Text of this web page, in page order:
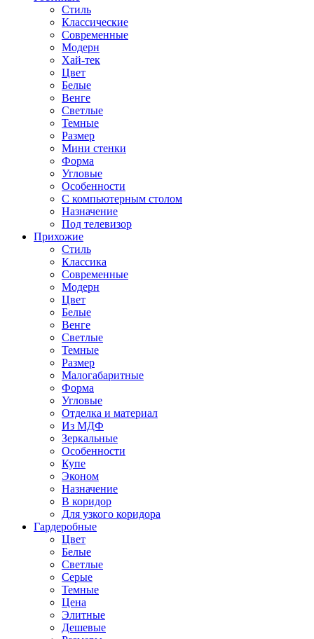
Стиль
Классические
Современные
Модерн
Хай-тек
Цвет
Белые
Венге
Светлые
Темные
Размер
Мини стенки
Форма
Угловые
Особенности
С компьютерным столом
Назначение
Под телевизор
Прихожие
Стиль
Классика
Современные
Модерн
Цвет
Белые
Венге
Светлые
Темные
Размер
Малогабаритные
Форма
Угловые
Отделка и материал
Из МДФ
Зеркальные
Особенности
Купе
Эконом
Назначение
В коридор
Для узкого коридора
Гардеробные
Цвет
Белые
Светлые
Серые
Темные
Цена
Элитные
Дешевые